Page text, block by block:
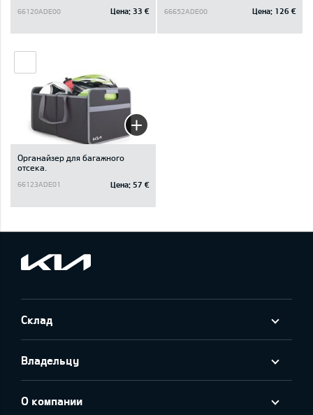
66120ADE00 Цена: 33 € 66652ADE00 Цена: 126 €
Oрганайзер для багажного
отсека.
66123ADE01 Цена: 57 €
Склад
Владельцу
О компании